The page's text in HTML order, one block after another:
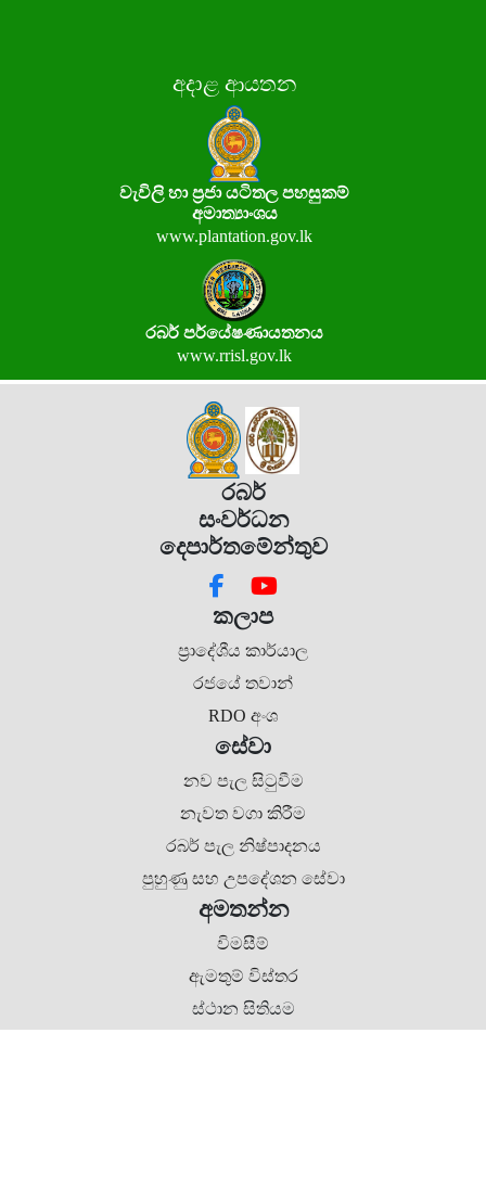
අදාළ ආයතන
වැවිලි හා ප්‍රජා යටිතල පහසුකම්
අමාත්‍යාංශය
www.plantation.gov.lk
රබර් පර්යේෂණායතනය
www.rrisl.gov.lk
රබර්
සංවර්ධන
දෙපාර්තමේන්තුව
කලාප
ප්‍රාදේශීය කාර්යාල
රජයේ තවාන්
RDO අංශ
සේවා
නව පැල සිටුවීම
නැවත වගා කිරීම
රබර් පැල නිෂ්පාදනය
පුහුණු සහ උපදේශන සේවා
අමතන්න
විමසීම්
ඇමතුම් විස්තර
ස්ථාන සිතියම